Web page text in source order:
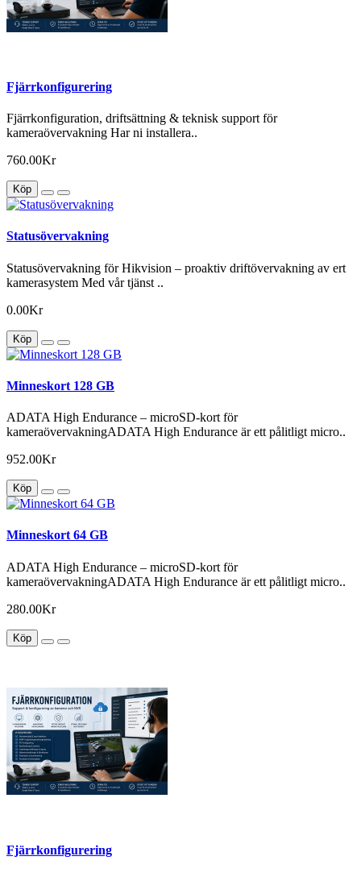
Fjärrkonfigurering
Fjärrkonfiguration, driftsättning & teknisk support för
kameraövervakning Har ni installera..
760.00Kr
Köp
Statusövervakning
Statusövervakning för Hikvision – proaktiv driftövervakning av ert
kamerasystem Med vår tjänst ..
0.00Kr
Köp
Minneskort 128 GB
ADATA High Endurance – microSD-kort för
kameraövervakningADATA High Endurance är ett pålitligt micro..
952.00Kr
Köp
Minneskort 64 GB
ADATA High Endurance – microSD-kort för
kameraövervakningADATA High Endurance är ett pålitligt micro..
280.00Kr
Köp
Fjärrkonfigurering